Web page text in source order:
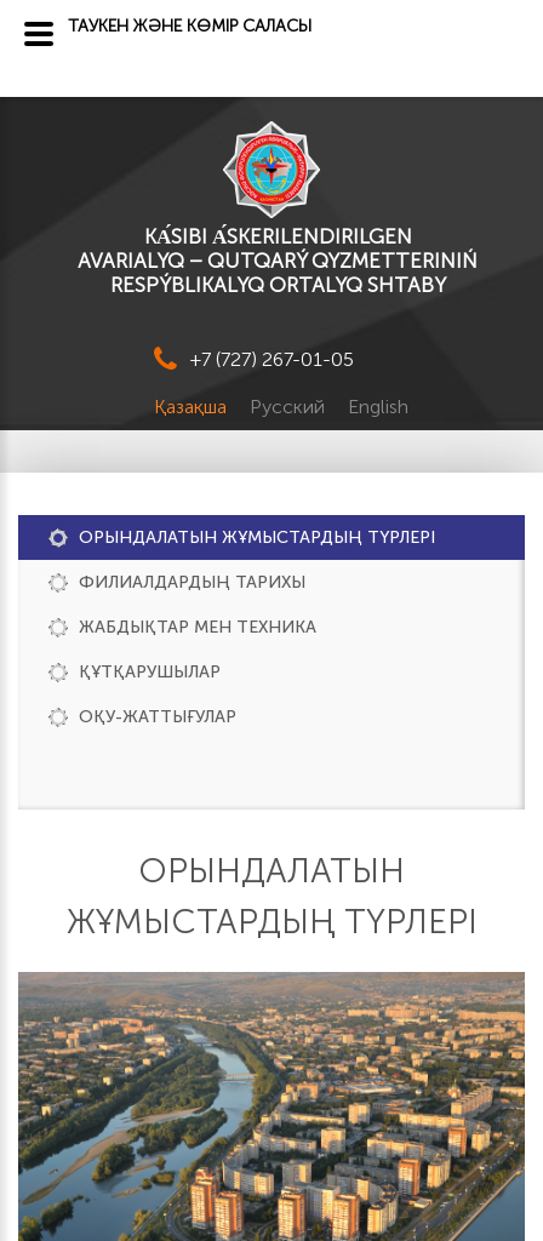
KА́SІBI А́SKERILENDIRILGEN
AVARIALYQ – QUTQARÝ QYZMETTERINIŃ
RESPÝBLIKALYQ ORTALYQ SHTABY
+7 (727) 267-01-05
Қазақша Русский English
ОРЫНДАЛАТЫН ЖҰМЫСТАРДЫҢ ТҮРЛЕРІ
ФИЛИАЛДАРДЫҢ ТАРИХЫ
ЖАБДЫҚТАР МЕН ТЕХНИКА
ҚҰТҚАРУШЫЛАР
ОҚУ-ЖАТТЫҒУЛАР
ОРЫНДАЛАТЫН
ЖҰМЫСТАРДЫҢ ТҮРЛЕРІ
ТАУКЕН ЖӘНЕ КӨМІР САЛАСЫ